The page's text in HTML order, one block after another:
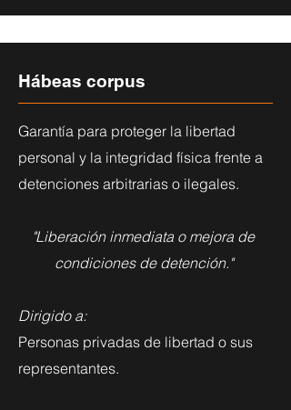
Hábeas corpus
Garantía para proteger la libertad
personal y la integridad física frente a
detenciones arbitrarias o ilegales.
"Liberación inmediata o mejora de
condiciones de detención."
Dirigido a:
Personas privadas de libertad o sus
representantes.